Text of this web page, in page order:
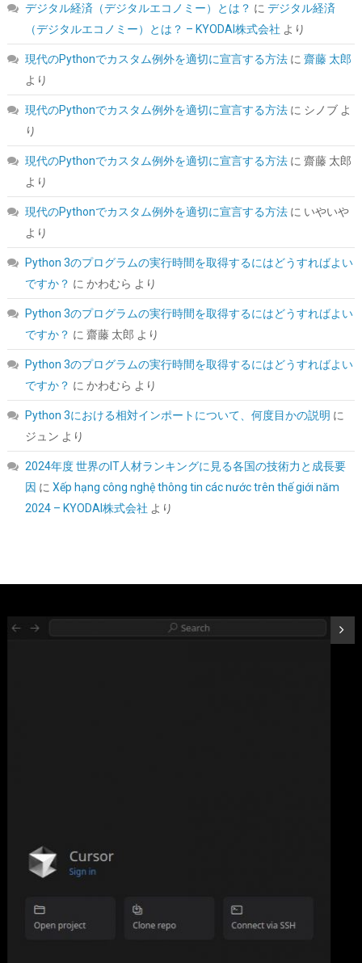
( 5434008 ) GBP 91.30 (2026-08-09 04:05 GMT +09:00 時点 -
こちら)
ARCTIC MX-7 (4g｜MX-Cleaner 6枚付属) - 究極性能サーマルペ
ースト、CPU・ゲーム機・グラフィックカード・ノートPC・プロ
セッサ対応、超高熱伝導率、長期耐久、非導電性、非容量性
( 547886) GBP 10.33
こちら)
玄人志向 電源ユニット 600W ATX 電源 80 PLUS スタンダード PC
電源 12cm静音ファン KRPW-L5-600W/80+/REV2.0
542183) GBP 17.62
デジタル経済（デジタルエコノミー）とは？ に デジタル経済
（デジタルエコノミー）とは？ – KYODAI株式会社 より
現代のPythonでカスタム例外を適切に宣言する方法に 齋藤 太郎
より
現代のPythonでカスタム例外を適切に宣言する方法に シノブよ
り
現代のPythonでカスタム例外を適切に宣言する方法に 齋藤 太郎
より
現代のPythonでカスタム例外を適切に宣言する方法に いやいや
より
Python 3のプログラムの実行時間を取得するにはどうすればよい
ですか？ に かわむら より
Python 3のプログラムの実行時間を取得するにはどうすればよい
ですか？ に 齋藤 太郎 より
Python 3のプログラムの実行時間を取得するにはどうすればよい
ですか？ に かわむら より
Python 3における相対インポートについて、何度目かの説明 に
ジュン より
2024年度 世界のIT人材ランキングに見る各国の技術力と成長要
因 に Xếp hạng công nghệ thông tin các nước trên thế giới năm
2024 – KYODAI株式会社 より